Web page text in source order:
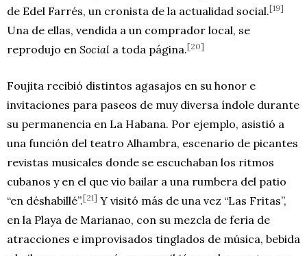
de Edel Farrés, un cronista de la actualidad social.[19]
Una de ellas, vendida a un comprador local, se
reprodujo en Social a toda página.[20]
Foujita recibió distintos agasajos en su honor e
invitaciones para paseos de muy diversa índole durante
su permanencia en La Habana. Por ejemplo, asistió a
una función del teatro Alhambra, escenario de picantes
revistas musicales donde se escuchaban los ritmos
cubanos y en el que vio bailar a una rumbera del patio
“en déshabillé”.[21] Y visitó más de una vez “Las Fritas”,
en la Playa de Marianao, con su mezcla de feria de
atracciones e improvisados tinglados de música, bebida